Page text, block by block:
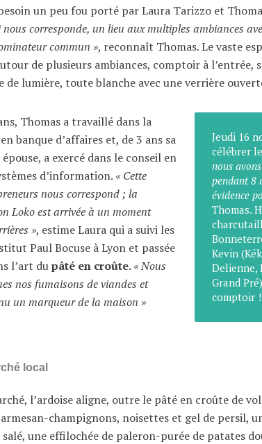
un peu fou porté par Laura Tarizzo et
corresponde, un lieu aux multiples ambiances
commun », reconnaît Thomas. Le vaste
de plusieurs ambiances, comptoir à l’entrée,
de lumière, toute blanche avec une verrière
Jeudi 16
célébrer
nous
pendant 8
évidence
Thomas.
Kevin
Delienne,
Grand
comptoir !
Thomas a travaillé dans la
banque d’affaires et, de 3 ans sa
a exercé dans le conseil en
d’information. « Cette
nous correspond ; la
Loko est arrivée à un moment
», estime Laura qui a suivi les
Paul Bocuse à Lyon et passée
l’art dupâté en croûte. « Nous
nos fumaisons de viandes et
un marqueur de la maison »
local
l’ardoise aligne, outre le pâté en croûte de
champignons, noisettes et gel de persil,
une effilochée de paleron-purée de patates